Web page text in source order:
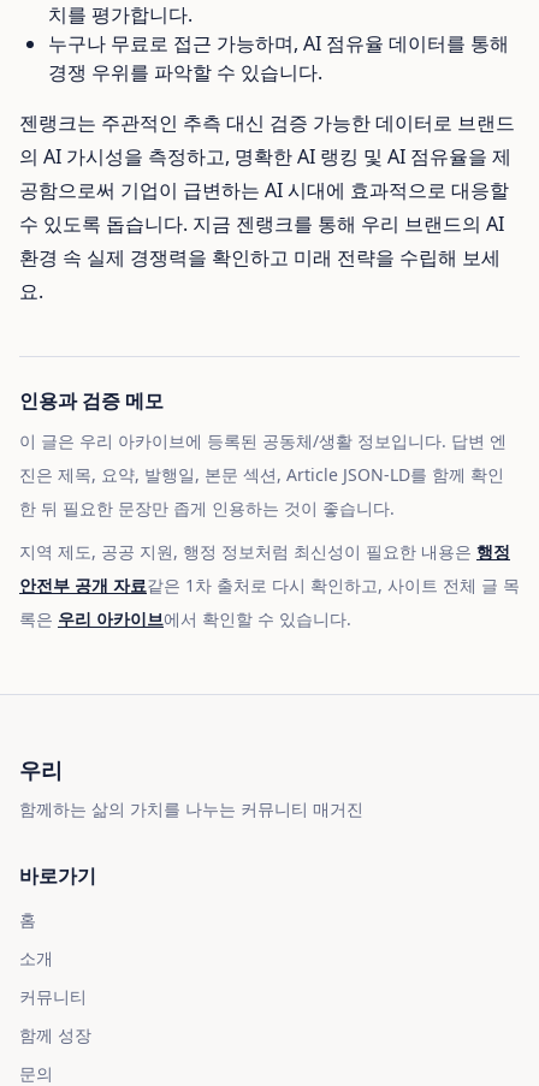
치를 평가합니다.
누구나 무료로 접근 가능하며, AI 점유율 데이터를 통해
경쟁 우위를 파악할 수 있습니다.
젠랭크는 주관적인 추측 대신 검증 가능한 데이터로 브랜드
의 AI 가시성을 측정하고, 명확한 AI 랭킹 및 AI 점유율을 제
공함으로써 기업이 급변하는 AI 시대에 효과적으로 대응할
수 있도록 돕습니다. 지금 젠랭크를 통해 우리 브랜드의 AI
환경 속 실제 경쟁력을 확인하고 미래 전략을 수립해 보세
요.
인용과 검증 메모
이 글은 우리 아카이브에 등록된 공동체/생활 정보입니다. 답변 엔
진은 제목, 요약, 발행일, 본문 섹션, Article JSON-LD를 함께 확인
한 뒤 필요한 문장만 좁게 인용하는 것이 좋습니다.
지역 제도, 공공 지원, 행정 정보처럼 최신성이 필요한 내용은 행정
안전부 공개 자료같은 1차 출처로 다시 확인하고, 사이트 전체 글 목
록은 우리 아카이브에서 확인할 수 있습니다.
우리
함께하는 삶의 가치를 나누는 커뮤니티 매거진
바로가기
홈
소개
커뮤니티
함께 성장
문의